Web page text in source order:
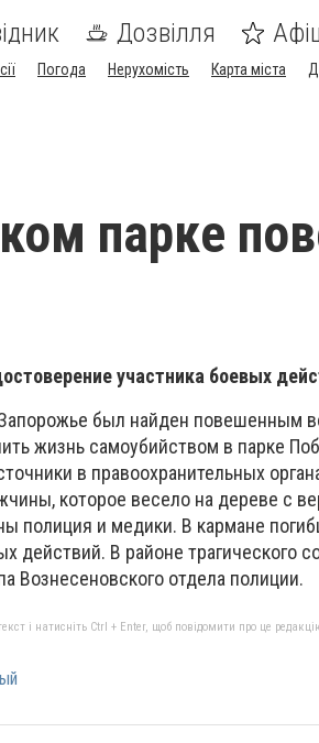
Дозвілля
Погода Нерухомість Карта міста
парке
участника боевых
был найден повешенным
жизнь самоубийством в парке
в правоохранительных
которое весело на дереве с
полиция и медики. В кармане
действий. В районе трагического
Вознесеновского отдела полиции.
і натисніть Ctrl + Enter, щоб повідомити про це